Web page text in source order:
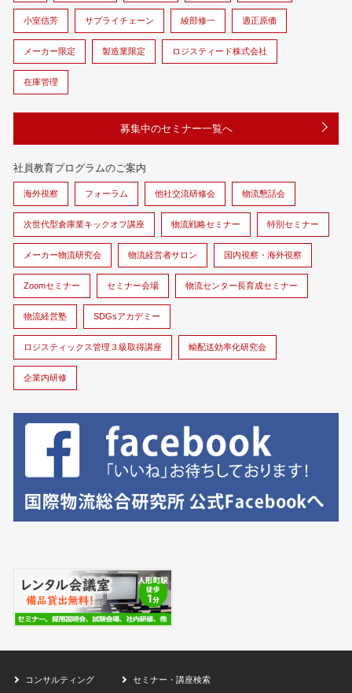
小室信芳 サプライチェーン 綾部修一 適正原価
メーカー限定 製造業限定 ロジスティード株式会社
在庫管理
募集中のセミナー一覧へ
社員教育プログラムのご案内
海外視察 フォーラム 他社交流研修会 物流懇話会
次世代型倉庫業キックオフ講座 物流戦略セミナー 特別セミナー
メーカー物流研究会 物流経営者サロン 国内視察・海外視察
Zoomセミナー セミナー会場 物流センター長育成セミナー
物流経営塾 SDGsアカデミー
ロジスティックス管理３級取得講座 輸配送効率化研究会
企業内研修
コンサルティング セミナー・講座検索